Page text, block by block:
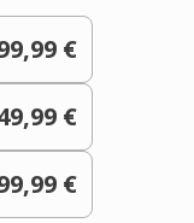
€
€
€